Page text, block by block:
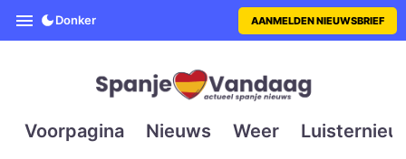
SpanjeVandaag is de eerste
Donker AANMELDEN NIEUWSBRIEF
Voorpagina Nieuws Weer